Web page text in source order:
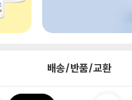
배송/반품/교환